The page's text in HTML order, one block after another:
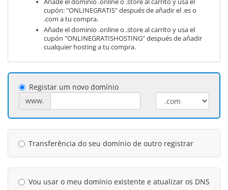
Añade el dominio .online o .store al carrito y usa el
cupón: "ONLINEGRATIS" después de añadir el .es o
.com a tu compra.
Añade el dominio .online o .store al carrito y usa el
cupón "ONLINEGRATISHOSTING" después de añadir
cualquier hosting a tu compra.
Registar um novo domínio
www.
Transferência do seu domínio de outro registrar
Vou usar o meu domínio existente e atualizar os DNS